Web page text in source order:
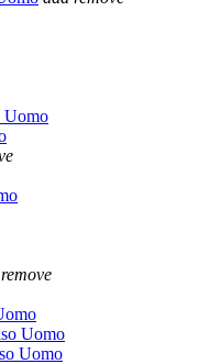
Uomo
remove
Uomo
Uomo